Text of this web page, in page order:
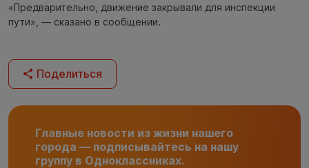
«Предварительно, движение закрывали для инспекции
пути», — сказано в сообщении.
Поделиться
Главные новости из жизни нашего
города — подписывайтесь на нашу
группу в Одноклассниках.